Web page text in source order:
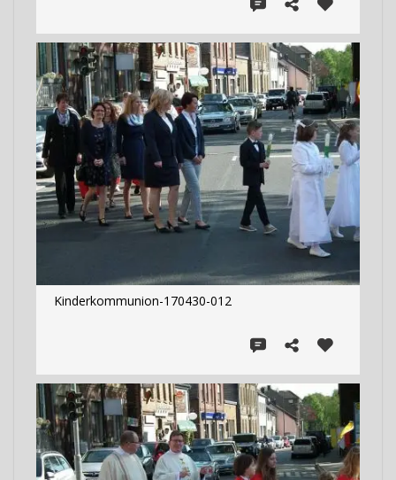
Kinderkommunion-170430-012